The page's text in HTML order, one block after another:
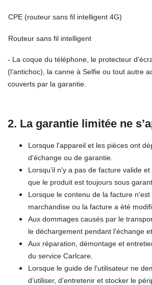
CPE (routeur sans fil intelligent 4G)
Routeur sans fil intelligent
- La coque du téléphone, le protecteur
(l’antichoc), la canne à Selfie ou tout autre
couverts par la garantie.
2. La garantie limitée ne
Lorsque l'appareil et les pièces ont
d'échange ou de garantie.
Lorsqu’il n'y a pas de facture valide
que le produit est toujours sous
Lorsque le contenu de la facture
marchandise ou la facture a été
Aux dommages causés par le
le déchargement pendant l'échange
Aux réparation, démontage et
du service Carlcare.
Lorsque le guide de l'utilisateur ne
d’utiliser, d’entretenir et stocker le